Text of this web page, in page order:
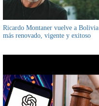
Ricardo Montaner vuelve a Bolivia
más renovado, vigente y exitoso